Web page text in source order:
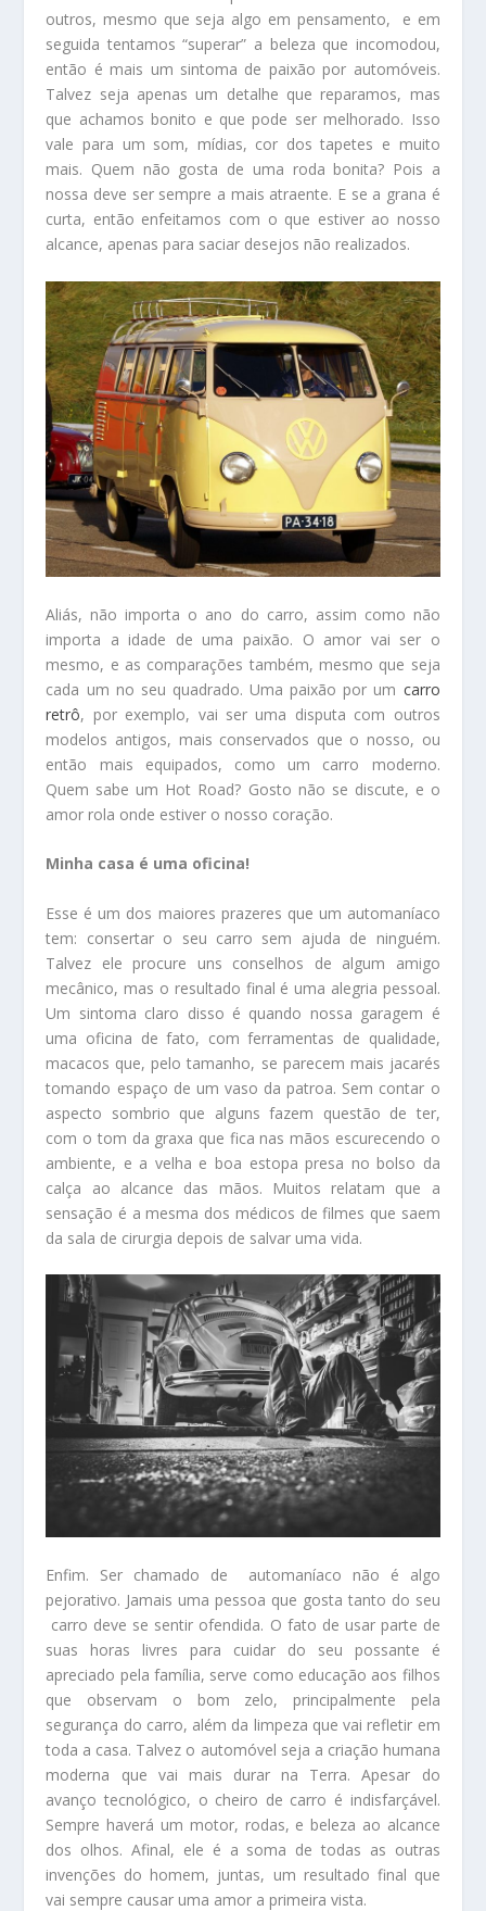
outros, mesmo que seja algo em pensamento, e em
seguida tentamos “superar” a beleza que incomodou,
então é mais um sintoma de paixão por automóveis.
Talvez seja apenas um detalhe que reparamos, mas
que achamos bonito e que pode ser melhorado. Isso
vale para um som, mídias, cor dos tapetes e muito
mais. Quem não gosta de uma roda bonita? Pois a
nossa deve ser sempre a mais atraente. E se a grana é
curta, então enfeitamos com o que estiver ao nosso
alcance, apenas para saciar desejos não realizados.
Aliás, não importa o ano do carro, assim como não
importa a idade de uma paixão. O amor vai ser o
mesmo, e as comparações também, mesmo que seja
cada um no seu quadrado. Uma paixão por um carro
retrô, por exemplo, vai ser uma disputa com outros
modelos antigos, mais conservados que o nosso, ou
então mais equipados, como um carro moderno.
Quem sabe um Hot Road? Gosto não se discute, e o
amor rola onde estiver o nosso coração.
Minha casa é uma oficina!
Esse é um dos maiores prazeres que um automaníaco
tem: consertar o seu carro sem ajuda de ninguém.
Talvez ele procure uns conselhos de algum amigo
mecânico, mas o resultado final é uma alegria pessoal.
Um sintoma claro disso é quando nossa garagem é
uma oficina de fato, com ferramentas de qualidade,
macacos que, pelo tamanho, se parecem mais jacarés
tomando espaço de um vaso da patroa. Sem contar o
aspecto sombrio que alguns fazem questão de ter,
com o tom da graxa que fica nas mãos escurecendo o
ambiente, e a velha e boa estopa presa no bolso da
calça ao alcance das mãos. Muitos relatam que a
sensação é a mesma dos médicos de filmes que saem
da sala de cirurgia depois de salvar uma vida.
Enfim. Ser chamado de automaníaco não é algo
pejorativo. Jamais uma pessoa que gosta tanto do seu
carro deve se sentir ofendida. O fato de usar parte de
suas horas livres para cuidar do seu possante é
apreciado pela família, serve como educação aos filhos
que observam o bom zelo, principalmente pela
segurança do carro, além da limpeza que vai refletir em
toda a casa. Talvez o automóvel seja a criação humana
moderna que vai mais durar na Terra. Apesar do
avanço tecnológico, o cheiro de carro é indisfarçável.
Sempre haverá um motor, rodas, e beleza ao alcance
dos olhos. Afinal, ele é a soma de todas as outras
invenções do homem, juntas, um resultado final que
vai sempre causar uma amor a primeira vista.